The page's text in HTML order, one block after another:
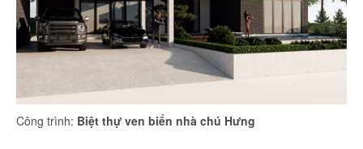
Công trình: Biệt thự ven biển nhà chú Hưng